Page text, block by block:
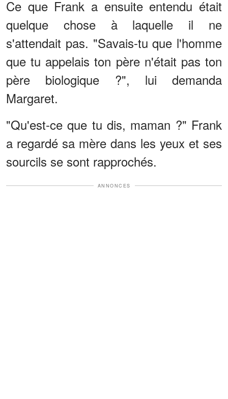
Ce que Frank a ensuite entendu était
quelque chose à laquelle il ne
s'attendait pas. "Savais-tu que l'homme
que tu appelais ton père n'était pas ton
père biologique ?", lui demanda
Margaret.
"Qu'est-ce que tu dis, maman ?" Frank
a regardé sa mère dans les yeux et ses
sourcils se sont rapprochés.
ANNONCES